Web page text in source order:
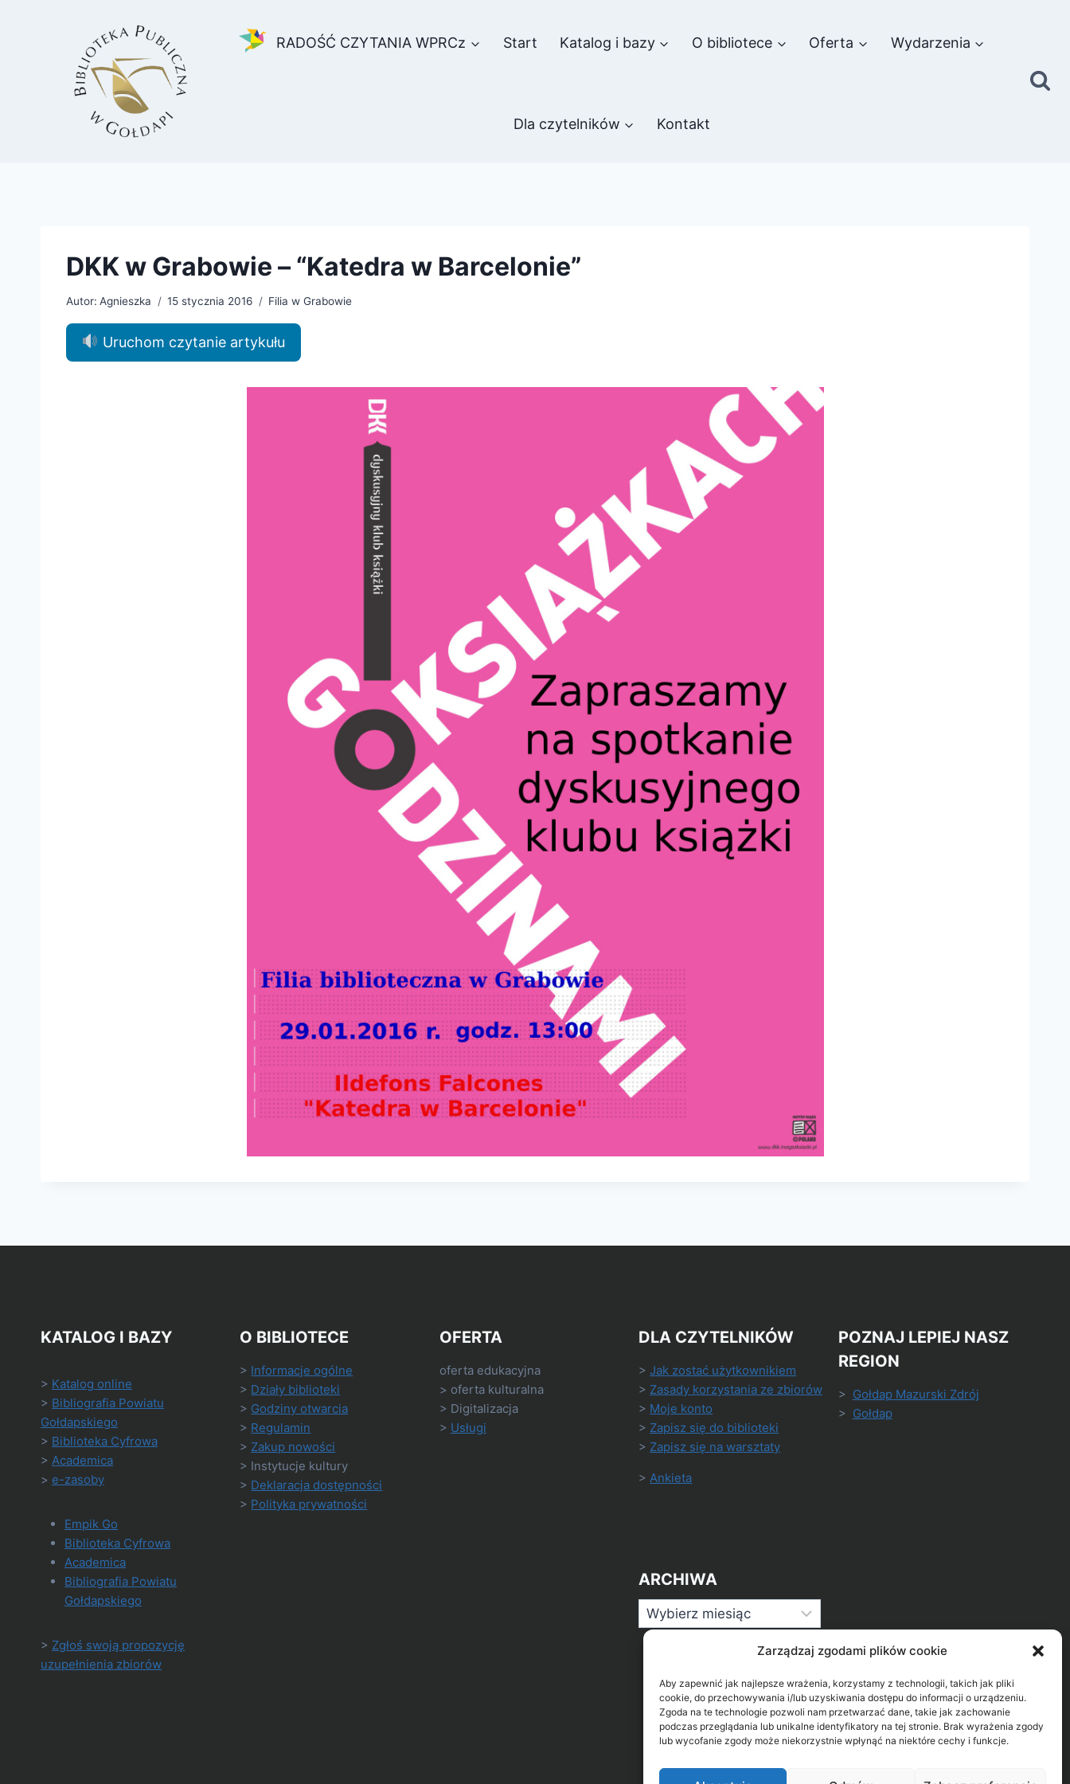
Zarządzaj zgodami plików cookie
Aby zapewnić jak najlepsze wrażenia, korzystamy z technologii, takich jak pliki
cookie, do przechowywania i/lub uzyskiwania dostępu do informacji o urządzeniu.
Zgoda na te technologie pozwoli nam przetwarzać dane, takie jak zachowanie
podczas przeglądania lub unikalne identyfikatory na tej stronie. Brak wyrażenia zgody
lub wycofanie zgody może niekorzystnie wpłynąć na niektóre cechy i funkcje.
RADOŚĆ CZYTANIA WPRCz Start Katalog i bazy O bibliotece Oferta Wydarzenia
Dla czytelników Kontakt
DKK w Grabowie – “Katedra w Barcelonie”
Autor: Agnieszka 15 stycznia 2016 Filia w Grabowie
Uruchom czytanie artykułu
KATALOG I BAZY
> Katalog online
> Bibliografia Powiatu
Gołdapskiego
> Biblioteka Cyfrowa
> Academica
> e-zasoby
Empik Go
Biblioteka Cyfrowa
Academica
Bibliografia Powiatu
Gołdapskiego
> Zgłoś swoją propozycję
uzupełnienia zbiorów
O BIBLIOTECE
> Informacje ogólne
> Działy biblioteki
> Godziny otwarcia
> Regulamin
> Zakup nowości
> Instytucje kultury
> Deklaracja dostępności
> Polityka prywatności
OFERTA
oferta edukacyjna
> oferta kulturalna
> Digitalizacja
> Usługi
DLA CZYTELNIKÓW
>Jak zostać użytkownikiem
> Zasady korzystania ze zbiorów
> Moje konto
> Zapisz się do biblioteki
> Zapisz się na warsztaty
>Ankieta
ARCHIWA
Archiwa
POZNAJ LEPIEJ NASZ
REGION
> Gołdap Mazurski Zdrój
> Gołdap